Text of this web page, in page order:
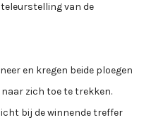
van de
en kregen beide ploegen
zich toe te trekken.
bij de winnende treffer